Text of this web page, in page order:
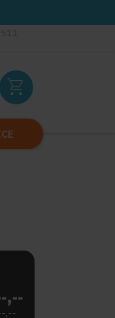
shopping_cart
,--
,--